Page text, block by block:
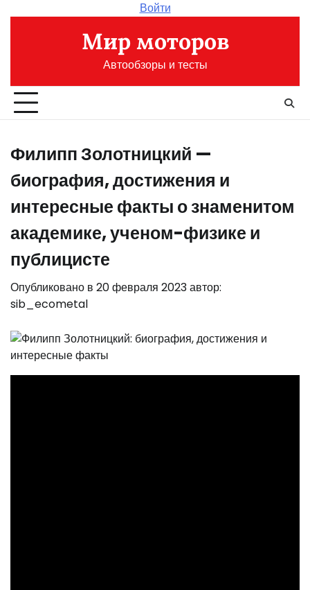
Войти
Мир моторов
Автообзоры и тесты
Филипп Золотницкий —
биография, достижения и
интересные факты о знаменитом
академике, ученом-физике и
публицисте
Опубликовано в 20 февраля 2023автор:
sib_ecometal